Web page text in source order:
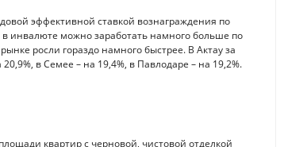
эффективной ставкой вознаграждения по
инвалюте можно заработать намного больше по
росли гораздо намного быстрее. В Актау за
в Семее – на 19,4%, в Павлодаре – на 19,2%.
квартир с черновой, чистовой отделкой